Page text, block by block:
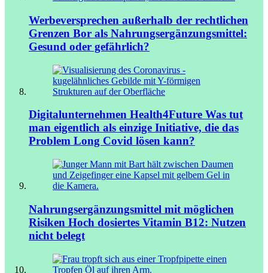
Werbeversprechen außerhalb der rechtlichen
Grenzen Bor als Nahrungsergänzungsmittel:
Gesund oder gefährlich?
Digitalunternehmen Health4Future Was tut
man eigentlich als einzige Initiative, die das
Problem Long Covid lösen kann?
Nahrungsergänzungsmittel mit möglichen
Risiken Hoch dosiertes Vitamin B12: Nutzen
nicht belegt